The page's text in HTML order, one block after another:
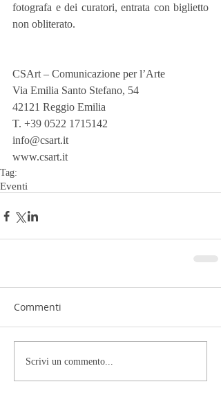
fotografa e dei curatori, entrata con biglietto
non obliterato.
CSArt – Comunicazione per l’Arte
Via Emilia Santo Stefano, 54
42121 Reggio Emilia
T. +39 0522 1715142
info@csart.it
www.csart.it
Tag:
Eventi
Commenti
Scrivi un commento...